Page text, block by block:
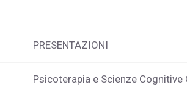
PRESENTAZIONI
Psicoterapia e Scienze Cognitive